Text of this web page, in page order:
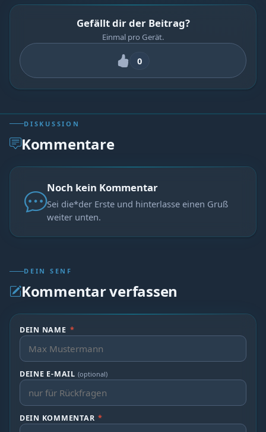
Gefällt dir der Beitrag?
Einmal pro Gerät.
0
DISKUSSION
Kommentare
Noch kein Kommentar
Sei die*der Erste und hinterlasse einen Gruß
weiter unten.
DEIN SENF
Kommentar verfassen
DEIN NAME *
DEINE E-MAIL (optional)
DEIN KOMMENTAR *